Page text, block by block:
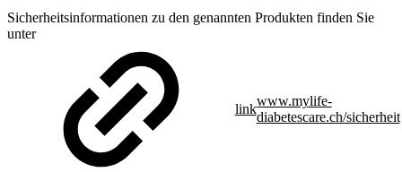
Sicherheitsinformationen zu den genannten Produkten finden Sie
unter
link
www.mylife-
diabetescare.ch/sicherheit